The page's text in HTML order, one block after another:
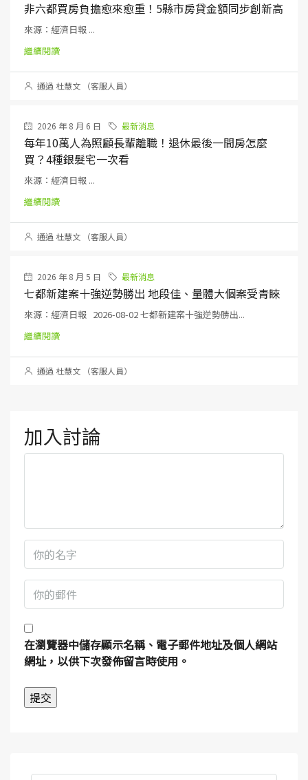
非六都買房負擔愈來愈重！5縣市房貸金額同步創新高
來源：經濟日報 ...
繼續閱讀
通過 杜慧文 （客服人員）
2026 年 8 月 6 日 最新消息
每年10萬人為照顧長輩離職！退休最後一間房怎麼
買？4種銀髮宅一次看
來源：經濟日報 ...
繼續閱讀
通過 杜慧文 （客服人員）
2026 年 8 月 5 日 最新消息
七都新建案十強逆勢勝出 地段佳、量體大個案受青睞
來源：經濟日報 2026-08-02 七都新建案十強逆勢勝出...
繼續閱讀
通過 杜慧文 （客服人員）
加入討論
在瀏覽器中儲存顯示名稱、電子郵件地址及個人網站
網址，以供下次發佈留言時使用。